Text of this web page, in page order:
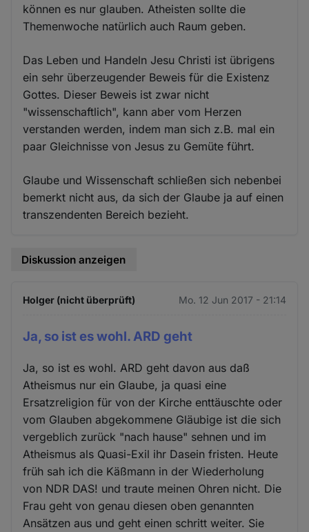
können es nur glauben. Atheisten sollte die
Themenwoche natürlich auch Raum geben.
Das Leben und Handeln Jesu Christi ist übrigens
ein sehr überzeugender Beweis für die Existenz
Gottes. Dieser Beweis ist zwar nicht
"wissenschaftlich", kann aber vom Herzen
verstanden werden, indem man sich z.B. mal ein
paar Gleichnisse von Jesus zu Gemüte führt.
Glaube und Wissenschaft schließen sich nebenbei
bemerkt nicht aus, da sich der Glaube ja auf einen
transzendenten Bereich bezieht.
Diskussion anzeigen
Holger (nicht überprüft) Mo. 12 Jun 2017 - 21:14
Ja, so ist es wohl. ARD geht
Ja, so ist es wohl. ARD geht davon aus daß
Atheismus nur ein Glaube, ja quasi eine
Ersatzreligion für von der Kirche enttäuschte oder
vom Glauben abgekommene Gläubige ist die sich
vergeblich zurück "nach hause" sehnen und im
Atheismus als Quasi-Exil ihr Dasein fristen. Heute
früh sah ich die Käßmann in der Wiederholung
von NDR DAS! und traute meinen Ohren nicht. Die
Frau geht von genau diesen oben genannten
Ansätzen aus und geht einen schritt weiter. Sie